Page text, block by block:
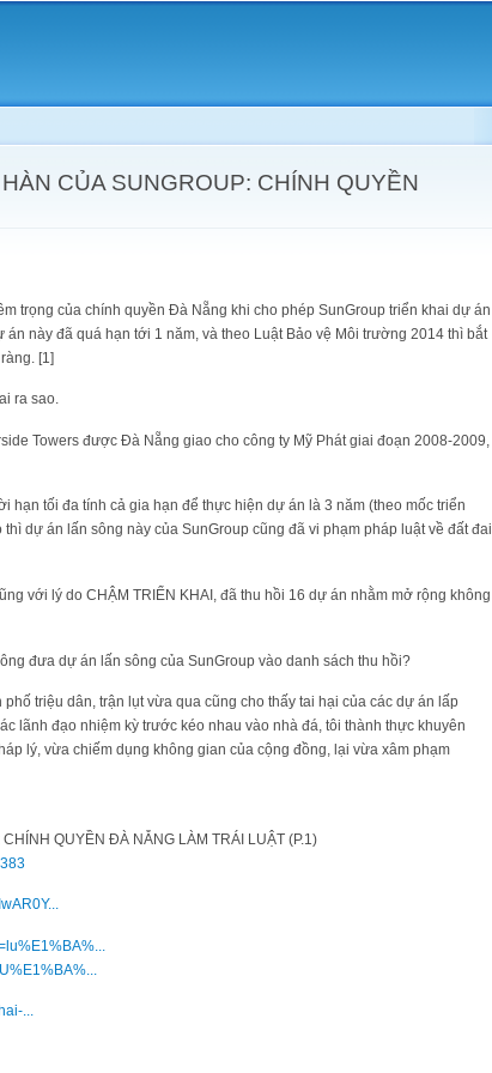
CỦA SUNGROUP: CHÍNH QUYỀN
trọng của chính quyền Đà Nẵng khi cho phép SunGroup triển khai dự án
này đã quá hạn tới 1 năm, và theo Luật Bảo vệ Môi trường 2014 thì bắt
[1]
ra sao.
Towers được Đà Nẵng giao cho công ty Mỹ Phát giai đoạn 2008-2009,
tối đa tính cả gia hạn để thực hiện dự án là 3 năm (theo mốc triển
dự án lấn sông này của SunGroup cũng đã vi phạm pháp luật về đất đai
với lý do CHẬM TRIỂN KHAI, đã thu hồi 16 dự án nhằm mở rộng không
đưa dự án lấn sông của SunGroup vào danh sách thu hồi?
triệu dân, trận lụt vừa qua cũng cho thấy tai hại của các dự án lấp
lãnh đạo nhiệm kỳ trước kéo nhau vào nhà đá, tôi thành thực khuyên
lý, vừa chiếm dụng không gian của cộng đồng, lại vừa xâm phạm
QUYỀN ĐÀ NẴNG LÀM TRÁI LUẬT (P.1)
...